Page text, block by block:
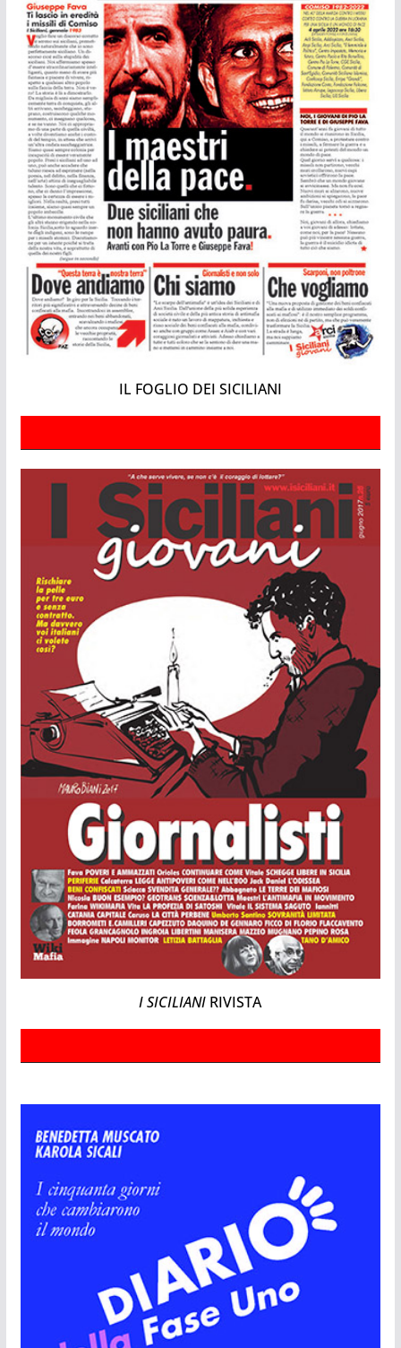
IL FOGLIO DEI SICILIANI
I SICILIANI RIVISTA